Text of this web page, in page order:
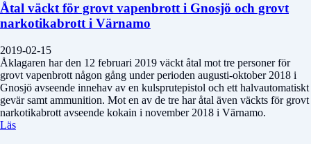
Åtal väckt för grovt vapenbrott i Gnosjö och grovt
narkotikabrott i Värnamo
2019-02-15
Åklagaren har den 12 februari 2019 väckt åtal mot tre personer för
grovt vapenbrott någon gång under perioden augusti-oktober 2018 i
Gnosjö avseende innehav av en kulsprutepistol och ett halvautomatiskt
gevär samt ammunition. Mot en av de tre har åtal även väckts för grovt
narkotikabrott avseende kokain i november 2018 i Värnamo.
Läs